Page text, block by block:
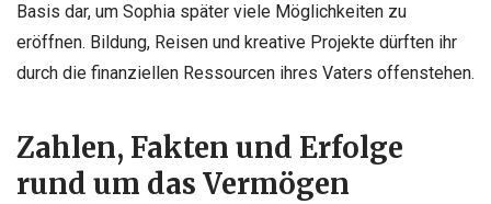
Basis dar, um Sophia später viele Möglichkeiten zu
eröffnen. Bildung, Reisen und kreative Projekte dürften ihr
durch die finanziellen Ressourcen ihres Vaters offenstehen.
Zahlen, Fakten und Erfolge
rund um das Vermögen